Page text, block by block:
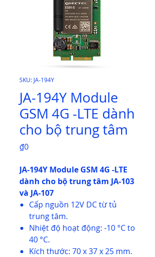
SKU: JA-194Y
JA-194Y Module
GSM 4G -LTE dành
cho bộ trung tâm
₫0Price
JA-194Y Module GSM 4G -LTE
dành cho bộ trung tâm JA-103
và JA-107
Cấp nguồn 12V DC từ tủ
trung tâm.
Nhiệt độ hoạt động: -10 °C to
40 °C.
Kích thước: 70 x 37 x 25 mm.